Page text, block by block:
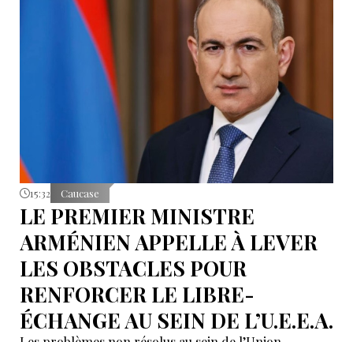
15:32 Caucase
LE PREMIER MINISTRE
ARMÉNIEN APPELLE À LEVER
LES OBSTACLES POUR
RENFORCER LE LIBRE-
ÉCHANGE AU SEIN DE L’U.E.E.A.